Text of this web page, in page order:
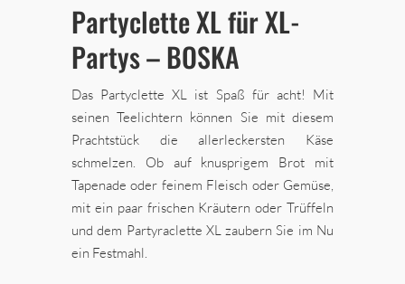
Partyclette XL für XL-
Partys – BOSKA
Das Partyclette XL ist Spaß für acht! Mit
seinen Teelichtern können Sie mit diesem
Prachtstück die allerleckersten Käse
schmelzen. Ob auf knusprigem Brot mit
Tapenade oder feinem Fleisch oder Gemüse,
mit ein paar frischen Kräutern oder Trüffeln
und dem Partyraclette XL zaubern Sie im Nu
ein Festmahl.